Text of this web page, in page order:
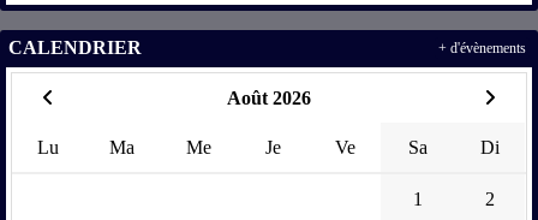
CALENDRIER
Août 2026
Lu Ma Me Je Ve Sa Di
1 2
+ d'évènements